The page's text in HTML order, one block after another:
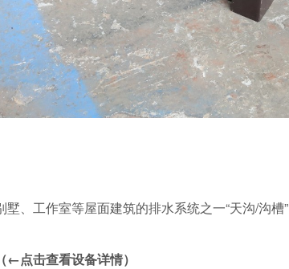
、工作室等屋面建筑的排水系统之一“天沟/沟槽”
（←点击查看设备详情）